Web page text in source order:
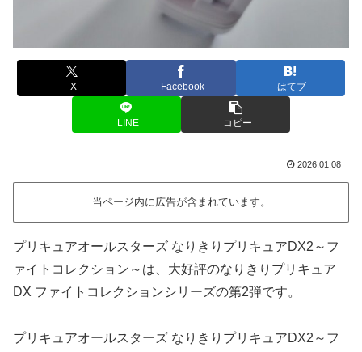
X Facebook はてブ
LINE コピー
2026.01.08
当ページ内に広告が含まれています。
プリキュアオールスターズ なりきりプリキュアDX2～フ
ァイトコレクション～は、大好評のなりきりプリキュア
DX ファイトコレクションシリーズの第2弾です。
プリキュアオールスターズ なりきりプリキュアDX2～フ